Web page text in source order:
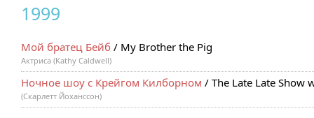
1999
Мой братец Бейб / My Brother the Pig
Актриса (Kathy Caldwell)
Ночное шоу с Крейгом Килборном / The Late Late Show
(Скарлетт Йоханссон)